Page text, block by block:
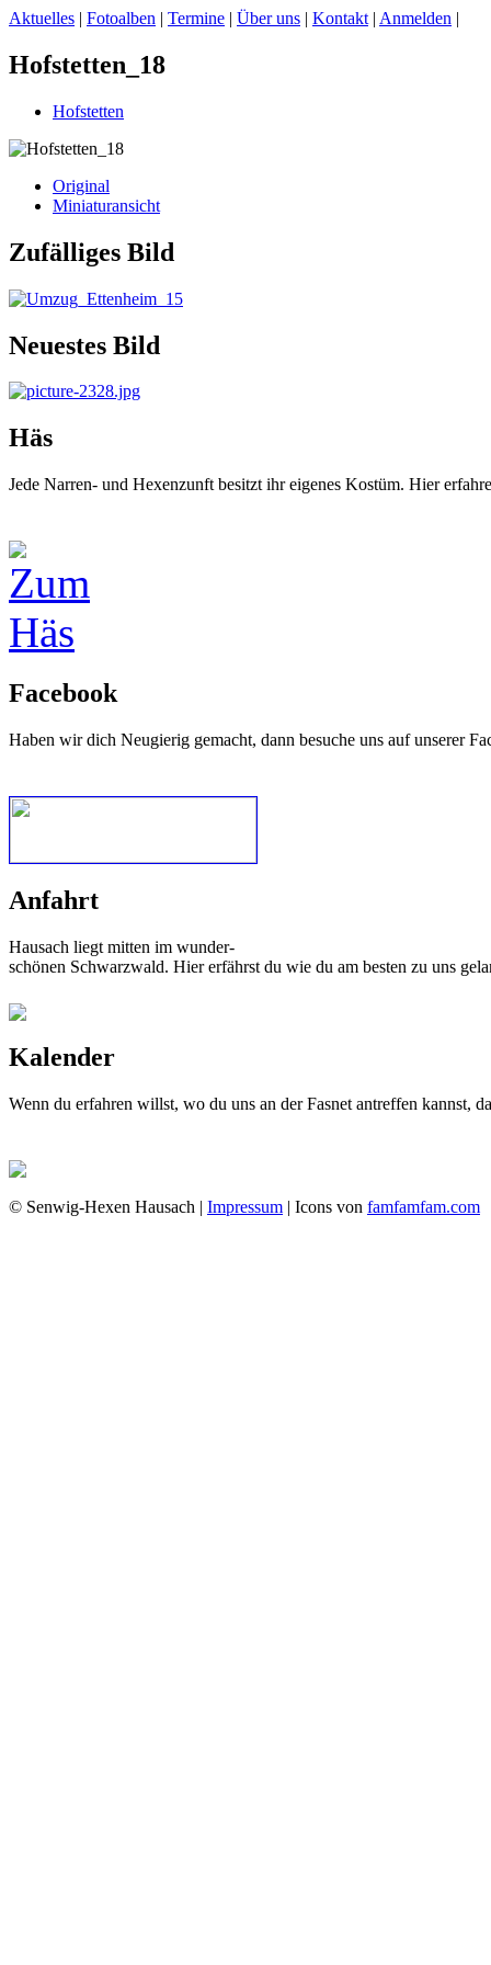
Aktuelles | Fotoalben | Termine | Über uns | Kontakt | Anmelden |
Hofstetten_18
Hofstetten
Original
Miniaturansicht
Zufälliges Bild
Neuestes Bild
Häs
Jede Narren- und Hexenzunft besitzt ihr eigenes Kostüm. Hier
Facebook
Haben wir dich Neugierig gemacht, dann besuche uns auf unserer
Anfahrt
Hausach liegt mitten im wunder-
schönen Schwarzwald. Hier erfährst du wie du am besten zu uns
Kalender
Wenn du erfahren willst, wo du uns an der Fasnet antreffen kannst,
© Senwig-Hexen Hausach | Impressum | Icons von famfamfam.com